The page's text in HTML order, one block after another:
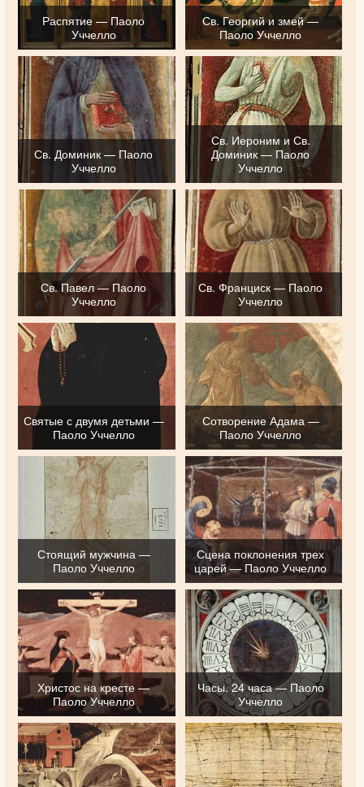
Распятие — Паоло
Уччелло
Св. Георгий и змей —
Паоло Уччелло
Св. Доминик — Паоло
Уччелло
Св. Иероним и Св.
Доминик — Паоло
Уччелло
Св. Павел — Паоло
Уччелло
Св. Франциск — Паоло
Уччелло
Святые с двумя детьми —
Паоло Уччелло
Сотворение Адама —
Паоло Уччелло
Стоящий мужчина —
Паоло Уччелло
Сцена поклонения трех
царей — Паоло Уччелло
Христос на кресте —
Паоло Уччелло
Часы. 24 часа — Паоло
Уччелло